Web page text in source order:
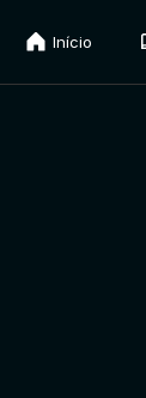
Início